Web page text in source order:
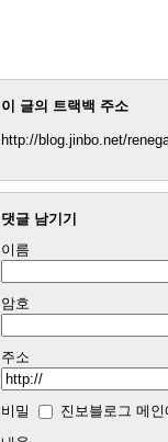
이 글의 트랙백 주소
http://blog.jinbo.net/
댓글 남기기
이름
암호
주소
비밀
진보블로그 메